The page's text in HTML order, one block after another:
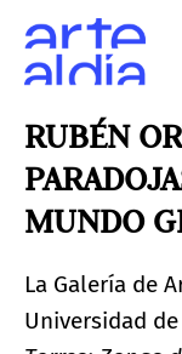
RUBÉN
MUNDO
La Galería de
Universidad